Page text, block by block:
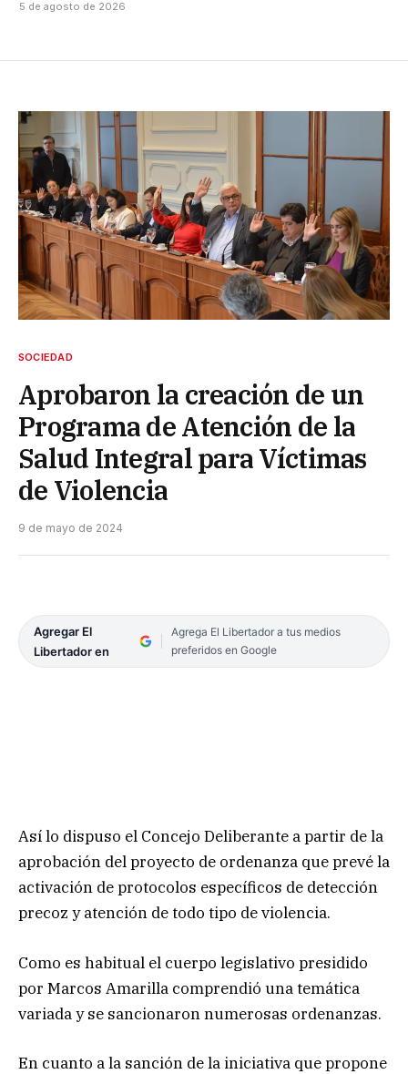
5 de agosto de 2026
SOCIEDAD
Aprobaron la creación de un
Programa de Atención de la
Salud Integral para Víctimas
de Violencia
9 de mayo de 2024
Agregar El
Libertador en
Agrega El Libertador a tus medios
preferidos en Google
Así lo dispuso el Concejo Deliberante a partir de la
aprobación del proyecto de ordenanza que prevé la
activación de protocolos específicos de detección
precoz y atención de todo tipo de violencia.
Como es habitual el cuerpo legislativo presidido
por Marcos Amarilla comprendió una temática
variada y se sancionaron numerosas ordenanzas.
En cuanto a la sanción de la iniciativa que propone